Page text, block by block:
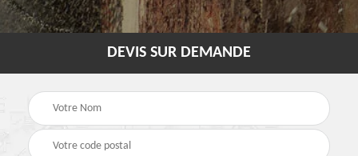
DEVIS SUR DEMANDE